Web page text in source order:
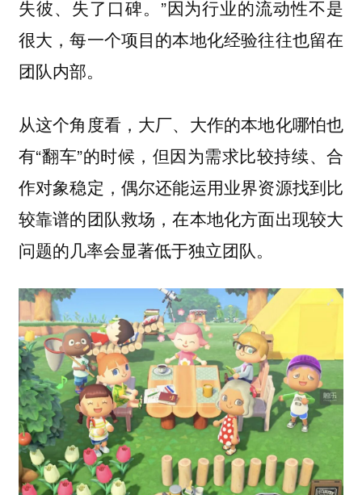
失彼、失了口碑。”因为行业的流动性不是
很大，每一个项目的本地化经验往往也留在
团队内部。
从这个角度看，大厂、大作的本地化哪怕也
有“翻车”的时候，但因为需求比较持续、合
作对象稳定，偶尔还能运用业界资源找到比
较靠谱的团队救场，在本地化方面出现较大
问题的几率会显著低于独立团队。